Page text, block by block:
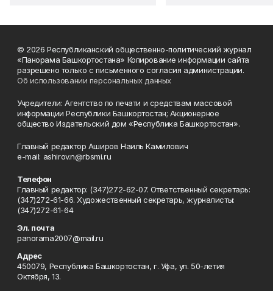
© 2026 Республиканский общественно-политический журнал
«Панорама Башкортостана» Копирование информации сайта
разрешено только с письменного согласия администрации.
Об использовании персональных данных
Учредители: Агентство по печати и средствам массовой
информации Республики Башкортостан; Акционерное
общество Издательский дом «Республика Башкортостан».
Главный редактор Аширов Наиль Камилович
e-mail: ashirov.n@rbsmi.ru
Телефон
Главный редактор: (347)272-62-07. Ответственный секретарь:
(347)272-61-66. Художественный секретарь, журналисты:
(347)272-61-64
Эл. почта
panorama2007@mail.ru
Адрес
450079, Республика Башкортостан, г. Уфа, ул. 50-летия
Октября, 13.